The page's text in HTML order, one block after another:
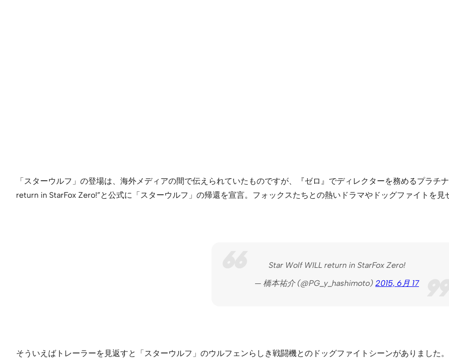
「スターウルフ」の登場は、海外メディアの間で伝えられていたものですが、『ゼロ』でディレクターを務めるプラチ
return in StarFox Zero!”と公式に「スターウルフ」の帰還を宣言。フォックスたちとの熱いドラマやドッグファイトを見
Star Wolf WILL return in StarFox Zero!
— 橋本祐介 (@PG_y_hashimoto) 2015, 6月 17
そういえばトレーラーを見返すと「スターウルフ」のウルフェンらしき戦闘機とのドッグファイトシーンがありました